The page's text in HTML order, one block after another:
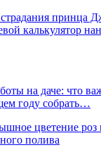
принца
калькулятор
на даче: что
году собрать…
цветение
полива